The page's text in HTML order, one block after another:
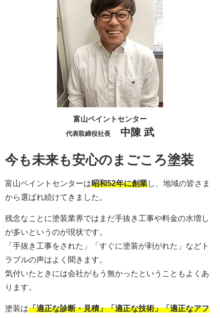
富山ペイントセンター
代表取締役社長 中陳 武
今も未来も安心のまごころ塗装
富山ペイントセンターは昭和52年に創業し、地域の皆さま
から選ばれ続けてきました。
残念なことに塗装業界ではまだ手抜き工事や料金の水増し
が多いというのが現状です。
「手抜き工事をされた」「すぐに塗装が剥がれた」などト
ラブルの声はよく聞きます。
気付いたときには会社がもう無かったということもよくあ
ります。
塗装は「適正な診断・見積」「適正な技術」「適正なアフ